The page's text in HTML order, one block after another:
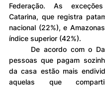
Federação. As
Catarina, que registra
nacional (22%), e
índice superior (42%).
pessoas que pagam
da casa estão mais
aquelas que